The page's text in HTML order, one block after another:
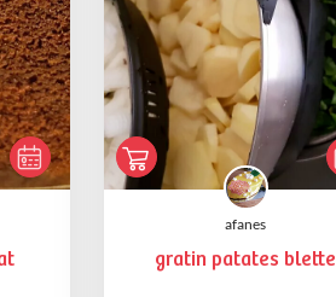
afanes
gratin patates blette